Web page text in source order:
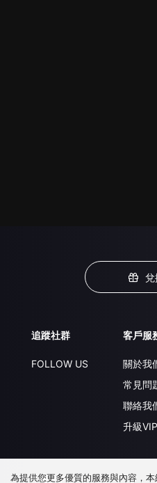
兌
追蹤社群
FOLLOW US
客戶服
關於我
常見問
聯絡我
升級VIP
下載 APP
為提供您更多優質的服務與內容，